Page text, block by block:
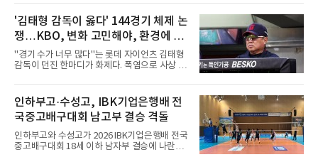
리츠와 마이애미 말린스를 거쳐 메츠에 둥지를
틀며 반등을 노렸으나
행배 전국중고배구대회 18세 이하 여자부 결승
에서 선명여고를 세트스코어 3-1(13-25, 25-14,
25-17, 25-10)로 물리치고 우승을 차지했다.첫
세트를 13-25로 내주며 불안하게 출발한 중앙여
고는 이후 조직력을 되찾아 2세트부터 경기 주
도권을 완전히 장악했다. 강한 서브와 탄탄한 수
비를 앞세워 내리 세 세트를 따내며 짜릿한 역전
권대회 결승에서 모두 선명여고에 패해 준우승
에 머물렀다. 그러나 세 번째
'김태형 감독이 옳다' 144경기 체제 논
쟁…KBO, 변화 고민해야, 환경에 맞
는 경기 수가 바람직
"경기 수가 너무 많다"는 롯데 자이언츠 김태형
감독이 던진 한마디가 화제다. 폭염으로 사상 초
독은 단순히 더위를 이야기하지 않았다. 우천,
폭염, 부상 등 변수가 늘어나는 현실에서 현재
팀당 144경기 체제가 과연 지속 가능한지 질문
을 던졌다.물론 144경기가 세계적으로 특별히
많은 숫자는 아니다. 메이저리그는 팀당 162경
기, 일본프로야구도 143~144경기를 치른다. 숫
자만 놓고 보면 KBO가 유난히 혹사 구조라고 말
인하부고·수성고, IBK기업은행배 전
국중고배구대회 남고부 결승 격돌
인하부고와 수성고가 2026 IBK기업은행배 전국
중고배구대회 18세 이하 남자부 결승에 나란히